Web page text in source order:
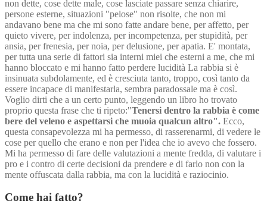
non dette, cose dette male, cose lasciate passare senza chiarire,
persone esterne, situazioni "pelose" non risolte, che non mi
andavano bene ma che mi sono fatte andare bene, per affetto, per
quieto vivere, per indolenza, per incompetenza, per stupidità, per
ansia, per frenesia, per noia, per delusione, per apatia. E' montata,
per tutta una serie di fattori sia interni miei che esterni a me, che mi
hanno bloccato e mi hanno fatto perdere lucidità La rabbia si è
insinuata subdolamente, ed è cresciuta tanto, troppo, così tanto da
essere incapace di manifestarla, sembra paradossale ma è così.
Voglio dirti che a un certo punto, leggendo un libro ho trovato
proprio questa frase che ti ripeto:"Tenersi dentro la rabbia è come
bere del veleno e aspettarsi che muoia qualcun altro". Ecco,
questa consapevolezza mi ha permesso, di rasserenarmi, di vedere le
cose per quello che erano e non per l'idea che io avevo che fossero.
Mi ha permesso di fare delle valutazioni a mente fredda, di valutare i
pro e i contro di certe decisioni da prendere e di farlo non con la
mente offuscata dalla rabbia, ma con la lucidità e raziocinio.
Come hai fatto?